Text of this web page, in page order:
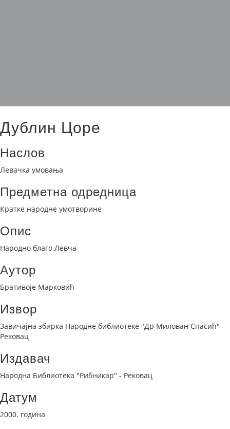
Дублин Цоре
Наслов
Левачка умовања
Предметна одредница
Кратке народне умотворине
Опис
Народно благо Левча
Аутор
Бративоје Марковић
Извор
Завичајна збирка Народне библиотеке "Др Милован Спасић"
Рековац
Издавач
Народна Библиотека "Рибникар" - Рековац
Датум
2000. година